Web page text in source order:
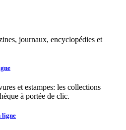
journaux, encyclopédies et
et estampes: les collections
à portée de clic.
ligne